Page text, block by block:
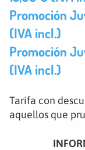
Promoción
(IVA incl.)
Promoción
(IVA incl.)
Tarifa con
aquellos que